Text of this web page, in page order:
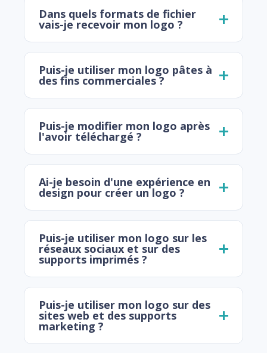
Dans quels formats de fichier
vais-je recevoir mon logo ?
Puis-je utiliser mon logo pâtes à
des fins commerciales ?
Puis-je modifier mon logo après
l'avoir téléchargé ?
Ai-je besoin d'une expérience en
design pour créer un logo ?
Puis-je utiliser mon logo sur les
réseaux sociaux et sur des
supports imprimés ?
Puis-je utiliser mon logo sur des
sites web et des supports
marketing ?